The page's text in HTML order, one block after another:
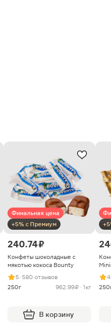
Финальная цена
+5% с Премиум
240.74 ₽
Конфеты шоколадные с
мякотью кокоса Bounty
5· 580 отзывов
250г
962.99 ₽ · 1кг
В корзину